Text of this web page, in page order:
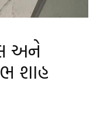
અને
શાહ